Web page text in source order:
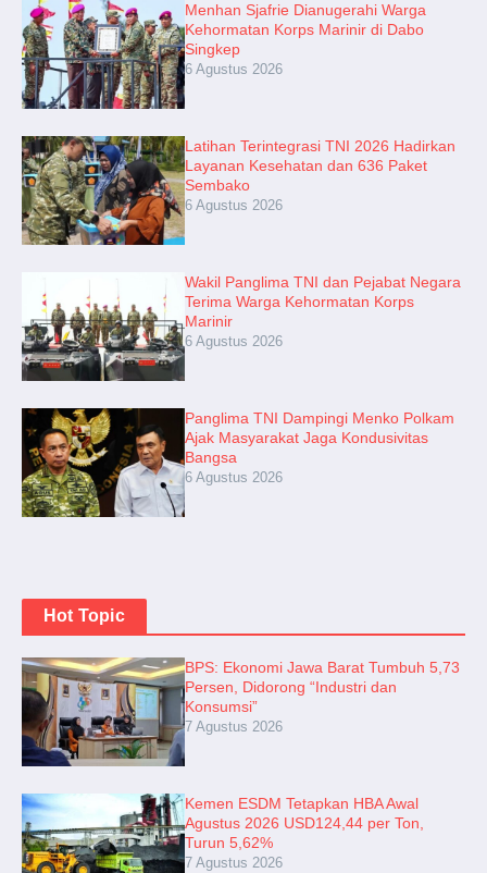
Menhan Sjafrie Dianugerahi Warga
Kehormatan Korps Marinir di Dabo
Singkep
6 Agustus 2026
Latihan Terintegrasi TNI 2026 Hadirkan
Layanan Kesehatan dan 636 Paket
Sembako
6 Agustus 2026
Wakil Panglima TNI dan Pejabat Negara
Terima Warga Kehormatan Korps
Marinir
6 Agustus 2026
Panglima TNI Dampingi Menko Polkam
Ajak Masyarakat Jaga Kondusivitas
Bangsa
6 Agustus 2026
Hot Topic
BPS: Ekonomi Jawa Barat Tumbuh 5,73
Persen, Didorong “Industri dan
Konsumsi”
7 Agustus 2026
Kemen ESDM Tetapkan HBA Awal
Agustus 2026 USD124,44 per Ton,
Turun 5,62%
7 Agustus 2026